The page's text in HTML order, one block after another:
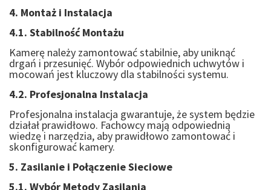
4. Montaż i Instalacja
4.1. Stabilność Montażu
Kamerę należy zamontować stabilnie, aby uniknąć
drgań i przesunięć. Wybór odpowiednich uchwytów i
mocowań jest kluczowy dla stabilności systemu.
4.2. Profesjonalna Instalacja
Profesjonalna instalacja gwarantuje, że system będzie
działał prawidłowo. Fachowcy mają odpowiednią
wiedzę i narzędzia, aby prawidłowo zamontować i
skonfigurować kamery.
5. Zasilanie i Połączenie Sieciowe
5.1. Wybór Metody Zasilania